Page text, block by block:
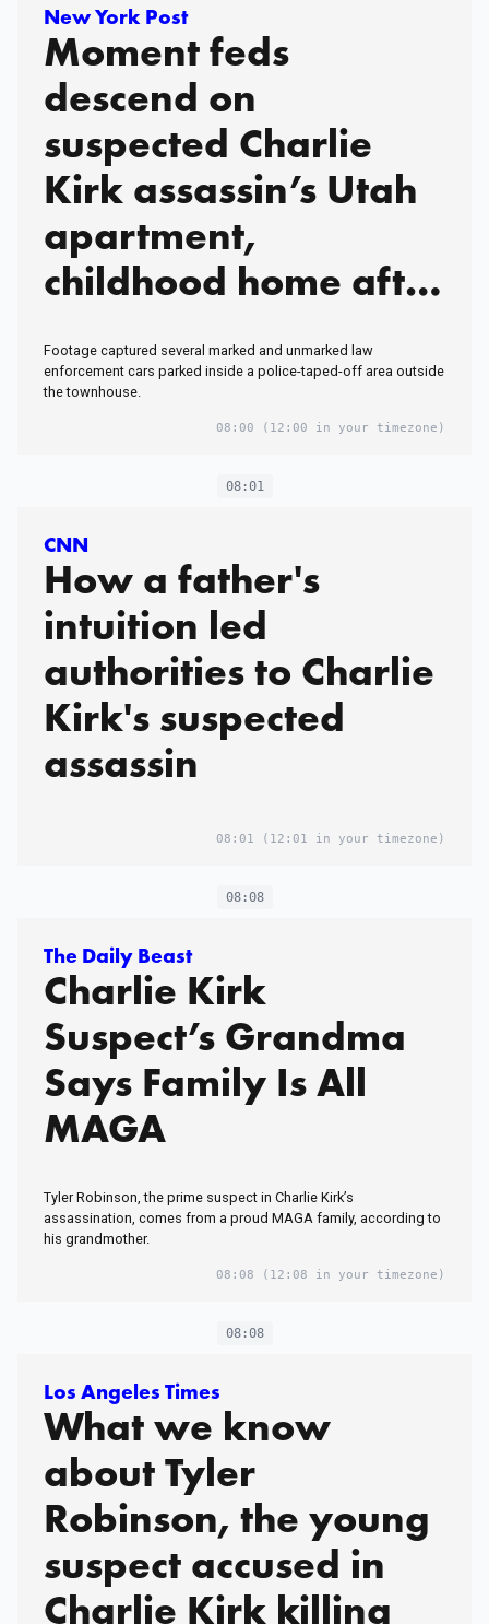
New York Post
Moment feds
descend on
suspected Charlie
Kirk assassin’s Utah
apartment,
childhood home after
Footage captured several marked and unmarked law
enforcement cars parked inside a police-taped-off area outside
the townhouse.
08:00 (12:00 in your timezone)
08:01
CNN
How a father's
intuition led
authorities to Charlie
Kirk's suspected
assassin
08:01 (12:01 in your timezone)
08:08
The Daily Beast
Charlie Kirk
Suspect’s Grandma
Says Family Is All
MAGA
Tyler Robinson, the prime suspect in Charlie Kirk’s
assassination, comes from a proud MAGA family, according to
his grandmother.
08:08 (12:08 in your timezone)
08:08
Los Angeles Times
What we know
about Tyler
Robinson, the young
suspect accused in
Charlie Kirk killing